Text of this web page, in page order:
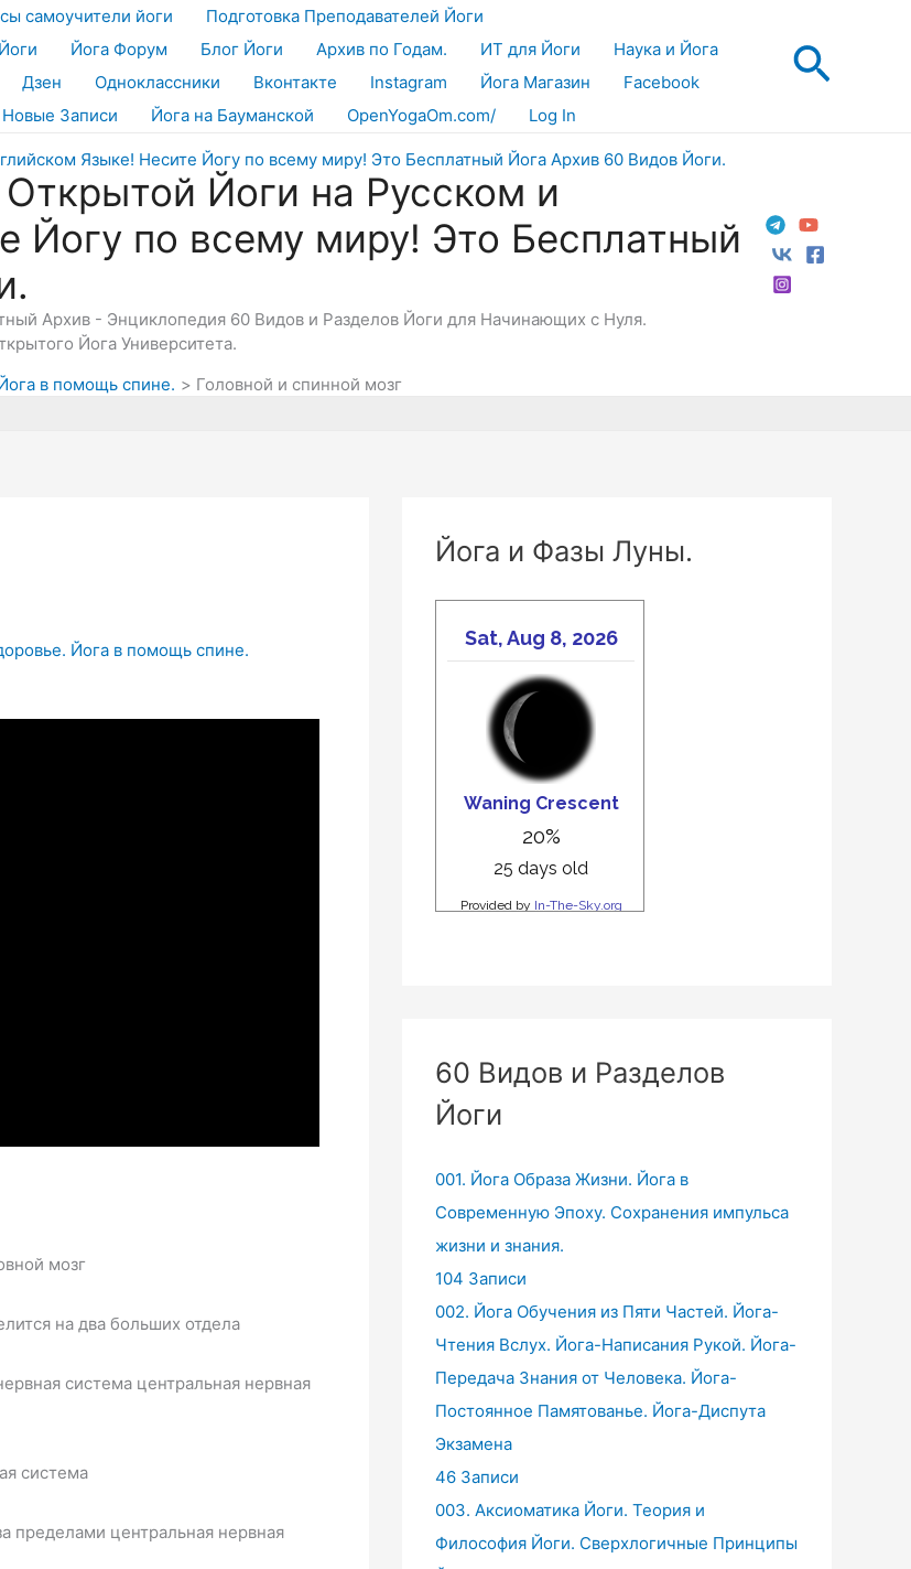
самоучители йоги
Подготовка Преподавателей Йоги
Йога Форум Блог Йоги Архив по Годам. ИТ для Йоги
Наука и Йога
Дзен Одноклассники Вконтакте Instagram Йога Магазин
Facebook
Новые Записи Йога на Бауманской OpenYogaOm.com/ Log In
Йоги на Русском и
Йогу по всему миру! Это Бесплатный
Архив - Энциклопедия 60 Видов и Разделов Йоги для Начинающих с Нуля.
Йога Университета.
в помощь спине. Головной и спинной мозг
Йога в помощь спине.
мозг
на два больших отдела
система центральная нервная
система
пределами центральная нервная
Йога и Фазы Луны.
60 Видов и Разделов
Йоги
001. Йога Образа Жизни. Йога в
Современную Эпоху. Сохранения импульса
жизни и знания.
104 Записи
002. Йога Обучения из Пяти Частей. Йога-
Чтения Вслух. Йога-Написания Рукой. Йога-
Передача Знания от Человека. Йога-
Постоянное Памятованье. Йога-Диспута
Экзамена
46 Записи
003. Аксиоматика Йоги. Теория и
Философия Йоги. Сверхлогичные Принципы